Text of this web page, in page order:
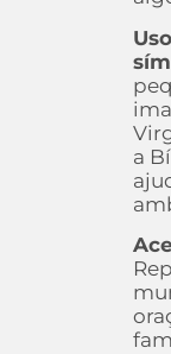
a